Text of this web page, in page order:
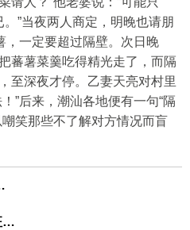
。”当夜两人商定，明晚也请朋
，一定要超过隔壁。次日晚
蕃薯菜羹吃得精光走了，而隔
至深夜才停。乙妻天亮对村里
”后来，潮汕各地便有一句“隔
笑那些不了解对方情况而盲